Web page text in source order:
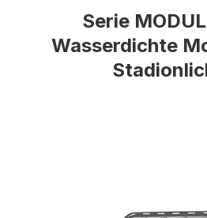
Serie
Wasserdichte